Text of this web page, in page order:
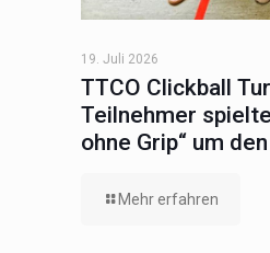
19. Juli 2026
TTCO Clickball
Teilnehmer
ohne Grip“ um
Mehr erfahren